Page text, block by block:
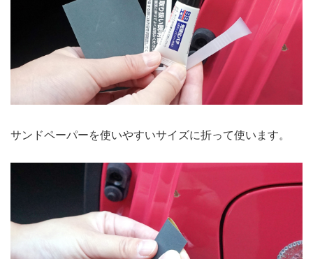
サンドペーパーを使いやすいサイズに折って使います。